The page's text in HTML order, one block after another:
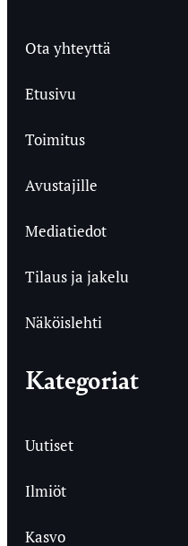
Ota yhteyttä
Etusivu
Toimitus
Avustajille
Mediatiedot
Tilaus ja jakelu
Näköislehti
Kategoriat
Uutiset
Ilmiöt
Kasvo